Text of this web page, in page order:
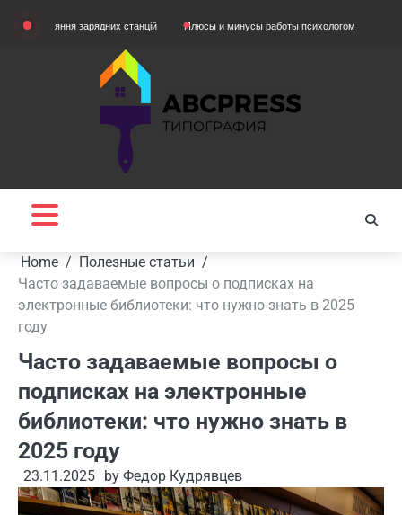
зарядних станцій Плюсы и минусы работы психологом Домашняя
Home
Полезные статьи
Часто задаваемые вопросы о подписках на
электронные библиотеки: что нужно знать в 2025
году
Часто задаваемые вопросы о
подписках на электронные
библиотеки: что нужно знать в
2025 году
23.11.2025 by Федор Кудрявцев